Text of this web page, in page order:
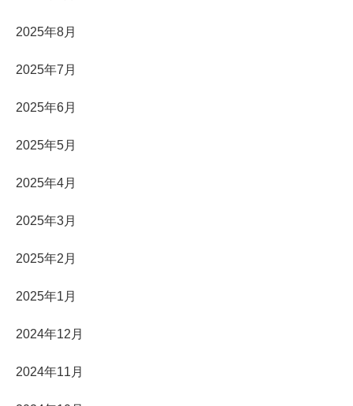
2025年8月
2025年7月
2025年6月
2025年5月
2025年4月
2025年3月
2025年2月
2025年1月
2024年12月
2024年11月